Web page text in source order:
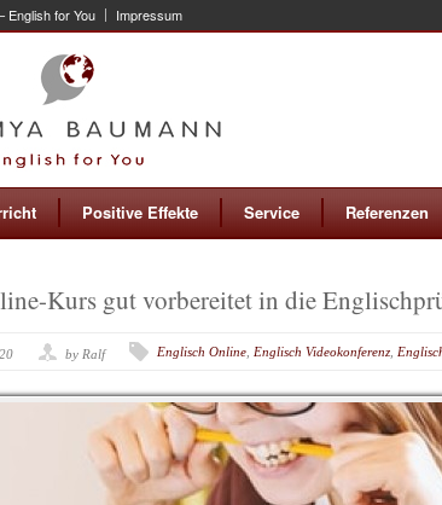
English for You Impressum
Positive Effekte Service Referenzen
Kurs gut vorbereitet in die
by Ralf Englisch Online Englisch Videokonferenz